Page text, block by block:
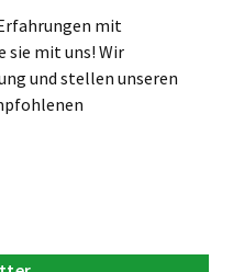
mit
sie mit uns! Wir
und stellen unseren